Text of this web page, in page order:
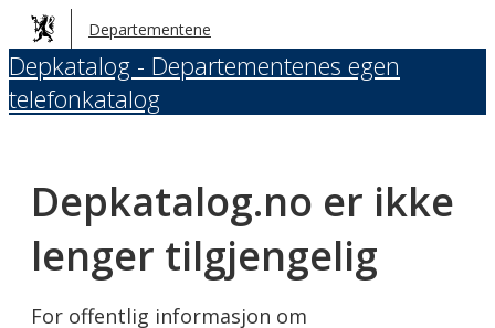
Hopp
til
hovedinnhold
Departementene
Depkatalog - Departementenes egen
telefonkatalog
Depkatalog.no er ikke
lenger tilgjengelig
For offentlig informasjon om